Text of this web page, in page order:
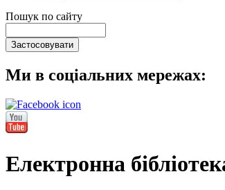
Пошук по сайту
Ми в соціальних мережах:
Електронна